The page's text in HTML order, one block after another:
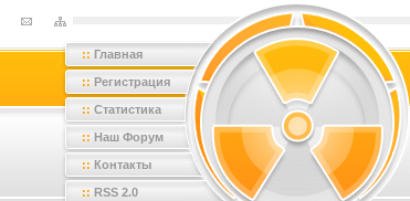
:: Главная
:: Регистрация
:: Статистика
:: Наш Форум
:: Контакты
:: RSS 2.0